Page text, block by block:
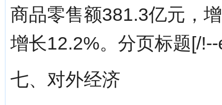
商品零售额381.3亿元，
增长12.2%。分页标题[/
七、对外经济